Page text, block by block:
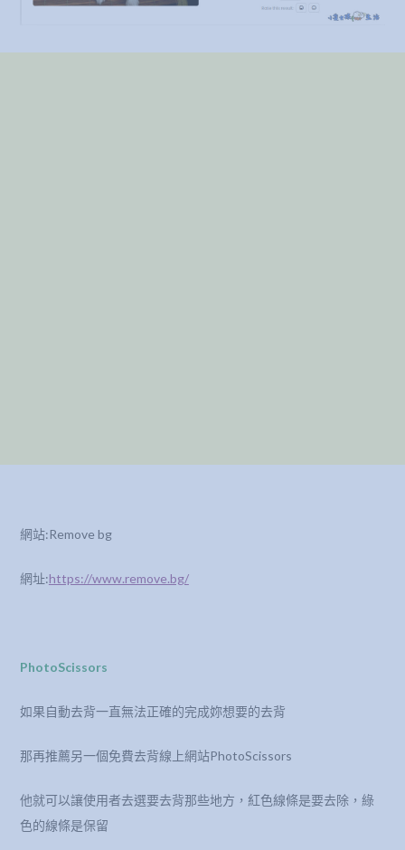
網站:Remove bg
網址:https://www.remove.bg/
PhotoScissors
如果自動去背一直無法正確的完成妳想要的去背
那再推薦另一個免費去背線上網站PhotoScissors
他就可以讓使用者去選要去背那些地方，紅色線條是要去除，綠
色的線條是保留